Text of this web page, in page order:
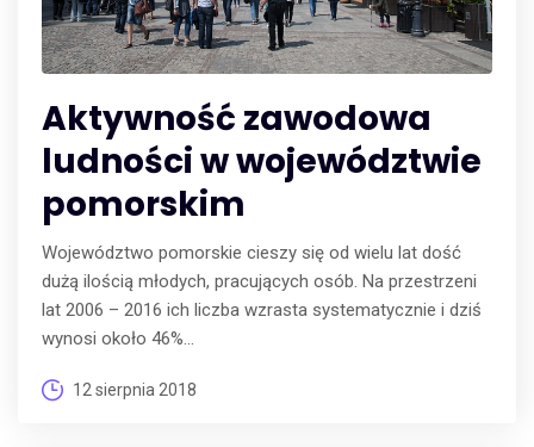
Aktywność zawodowa
ludności w województwie
pomorskim
Województwo pomorskie cieszy się od wielu lat dość
dużą ilością młodych, pracujących osób. Na przestrzeni
lat 2006 – 2016 ich liczba wzrasta systematycznie i dziś
wynosi około 46%...
12 sierpnia 2018